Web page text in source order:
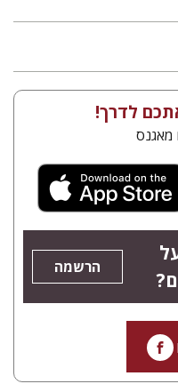
לדרך!
מאגנס
הרשמה